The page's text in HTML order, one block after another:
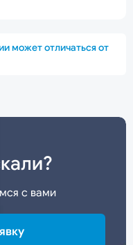
может отличаться от
с вами